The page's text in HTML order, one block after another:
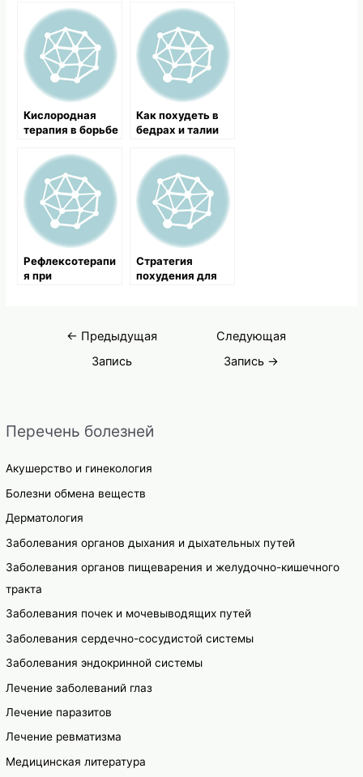
Перечень болезней
Акушерство и гинекология
Болезни обмена веществ
Дерматология
Заболевания органов дыхания и дыхательных путей
Заболевания органов пищеварения и желудочно-кишечного
тракта
Заболевания почек и мочевыводящих путей
Заболевания сердечно-сосудистой системы
Заболевания эндокринной системы
Лечение заболеваний глаз
Лечение паразитов
Лечение ревматизма
Медицинская литература
Кислородная
терапия в борьбе
Как похудеть в
бедрах и талии
Рефлексотерапи
я при
Стратегия
похудения для
Навигация
← Предыдущая
Запись
Следующая
Запись →